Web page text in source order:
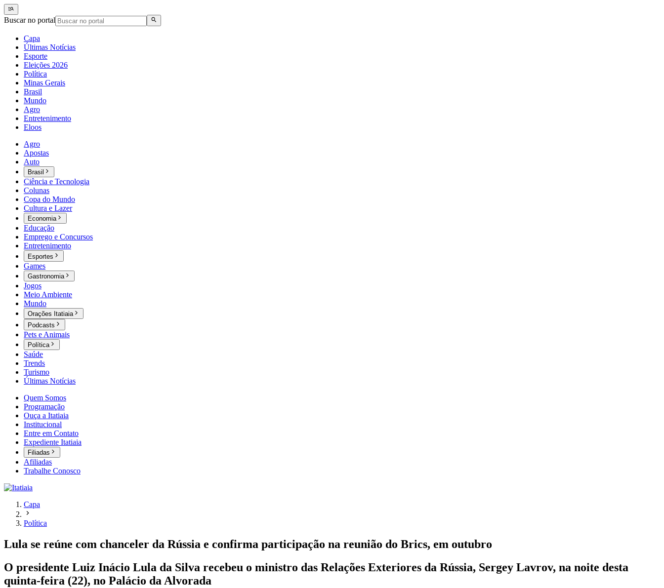
Buscar no portal
Capa
Últimas Notícias
Esporte
Eleições 2026
Política
Minas Gerais
Brasil
Mundo
Agro
Entretenimento
Eloos
Agro
Apostas
Auto
Brasil
Ciência e Tecnologia
Colunas
Copa do Mundo
Cultura e Lazer
Economia
Educação
Emprego e Concursos
Entretenimento
Esportes
Games
Gastronomia
Jogos
Meio Ambiente
Mundo
Orações Itatiaia
Podcasts
Pets e Animais
Política
Saúde
Trends
Turismo
Últimas Notícias
Quem Somos
Programação
Ouça a Itatiaia
Institucional
Entre em Contato
Expediente Itatiaia
Filiadas
Afiliadas
Trabalhe Conosco
Capa
Política
Lula se reúne com chanceler da Rússia e confirma participação na reunião do Brics, em outubro
O presidente Luiz Inácio Lula da Silva recebeu o ministro das Relações Exteriores da Rússia, Sergey Lavrov, na noite desta
quinta-feira (22), no Palácio da Alvorada